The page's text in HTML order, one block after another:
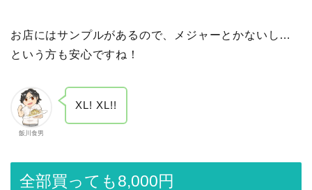
お店にはサンプルがあるので、メジャーとかないし…
という方も安心ですね！
飯川食男
XL! XL!!
全部買っても8,000円